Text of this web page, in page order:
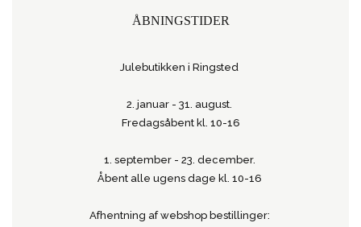
ÅBNINGSTIDER
Julebutikken i Ringsted
2. januar - 31. august.
Fredagsåbent kl. 10-16
1. september - 23. december.
Åbent alle ugens dage kl. 10-16
Afhentning af webshop bestillinger: